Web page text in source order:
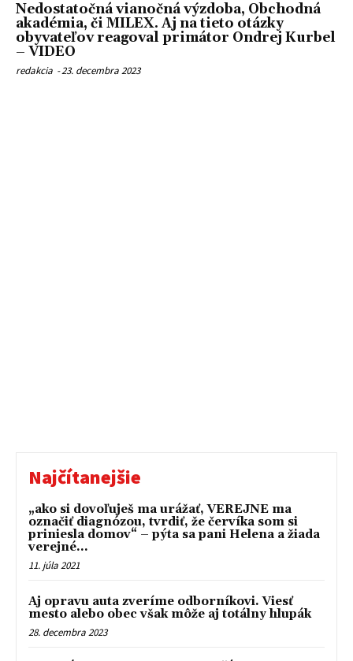
Nedostatočná vianočná výzdoba, Obchodná
akadémia, či MILEX. Aj na tieto otázky
obyvateľov reagoval primátor Ondrej Kurbel
– VIDEO
redakcia -23. decembra 2023
Najčítanejšie
„ako si dovoľuješ ma urážať, VEREJNE ma
označiť diagnózou, tvrdiť, že červíka som si
priniesla domov“ – pýta sa pani Helena a žiada
verejné...
11. júla 2021
Aj opravu auta zveríme odborníkovi. Viesť
mesto alebo obec však môže aj totálny hlupák
28. decembra 2023